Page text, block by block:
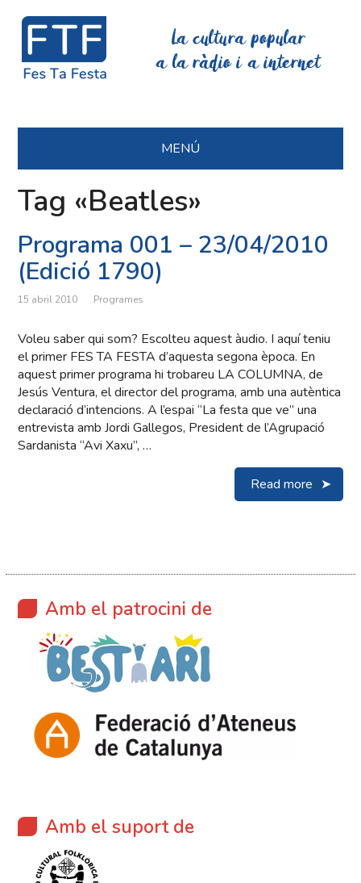
La cultura popular
a la ràdio i a internet
MENÚ
Tag «Beatles»
Programa 001 – 23/04/2010
(Edició 1790)
15 abril 2010 Programes
Voleu saber qui som? Escolteu aquest àudio. I aquí teniu
el primer FES TA FESTA d’aquesta segona època. En
aquest primer programa hi trobareu LA COLUMNA, de
Jesús Ventura, el director del programa, amb una autèntica
declaració d’intencions. A l’espai “La festa que ve” una
entrevista amb Jordi Gallegos, President de l’Agrupació
Sardanista “Avi Xaxu”, …
Read more
Amb el patrocini de
Amb el suport de